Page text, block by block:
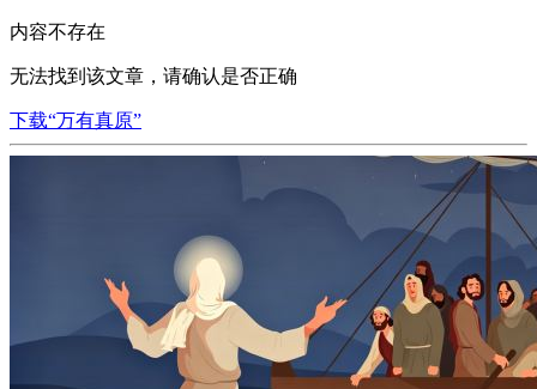
内容不存在
无法找到该文章，请确认是否正确
下载“万有真原”